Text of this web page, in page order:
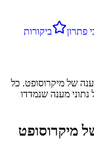
פתרון ביקורות
של מיקרוסופט. כל
מענה שנמדדו
מיקרוסופט